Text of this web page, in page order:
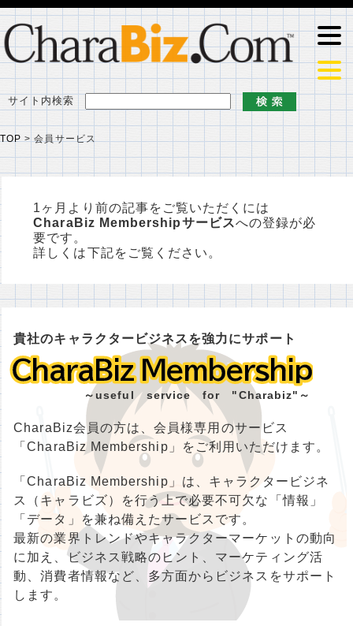
サイト内検索
TOP >会員サービス
1ヶ月より前の記事をご覧いただくには
CharaBiz Membershipサービスへの登録が必
要です。
詳しくは下記をご覧ください。
貴社のキャラクタービジネスを強力にサポート
CharaBiz Membership
CharaBiz Membership
～useful service for "Charabiz"～
CharaBiz会員の方は、会員様専用のサービス
「CharaBiz Membership」をご利用いただけます。
「CharaBiz Membership」は、キャラクタービジネ
ス（キャラビズ）を行う上で必要不可欠な「情報」
「データ」を兼ね備えたサービスです。
最新の業界トレンドやキャラクターマーケットの動向
に加え、ビジネス戦略のヒント、マーケティング活
動、消費者情報など、多方面からビジネスをサポート
します。